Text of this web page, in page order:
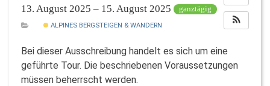
13. August 2025 – 15. August 2025 ganztägig
ALPINES BERGSTEIGEN & WANDERN
Bei dieser Ausschreibung handelt es sich um eine
geführte Tour. Die beschriebenen Voraussetzungen
müssen beherrscht werden.